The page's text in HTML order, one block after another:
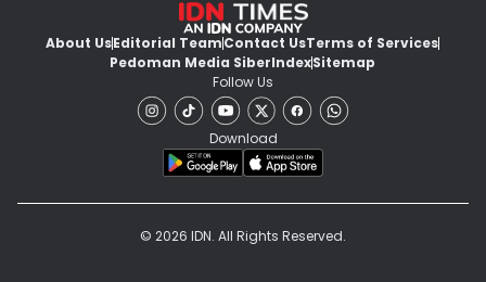
About UsEditorial TeamContact UsTerms of Services
Pedoman Media SiberIndexSitemap
Follow Us
Download
© 2026 IDN. All Rights Reserved.